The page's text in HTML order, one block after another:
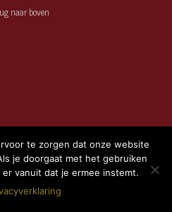
te zorgen dat onze website
je doorgaat met het gebruiken
vanuit dat je ermee instemt.
naar boven